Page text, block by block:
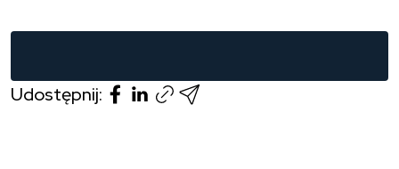
Udostępnij: Udostępnij publikację w serwisie Facebook
Udostępnij publikację w serwisie